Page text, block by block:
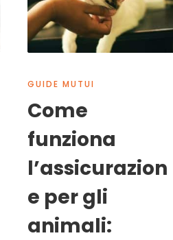
GUIDE MUTUI
Come
funziona
l’assicurazion
e per gli
animali: